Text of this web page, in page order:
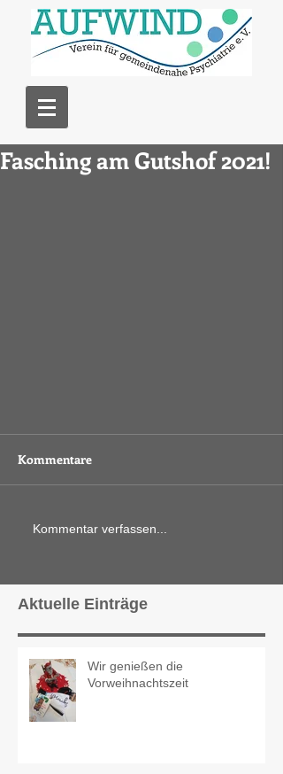
Fasching am Gutshof 2021!
Kommentare
Kommentar verfassen...
Aktuelle Einträge
Wir genießen die
Vorweihnachtszeit